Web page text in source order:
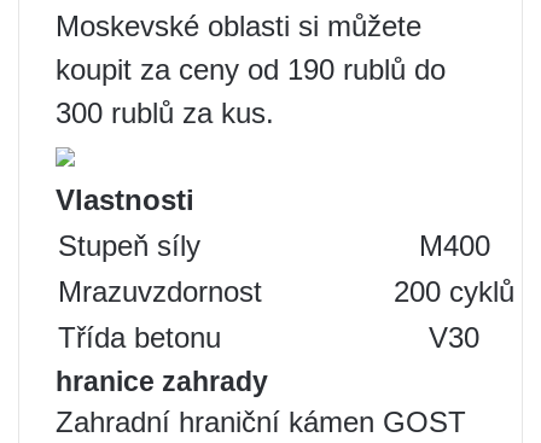
Moskevské oblasti si můžete
koupit za ceny od 190 rublů do
300 rublů za kus.
Vlastnosti
Stupeň síly
M400
Mrazuvzdornost
200 cyklů
Třída betonu
V30
hranice zahrady
Zahradní hraniční kámen GOST